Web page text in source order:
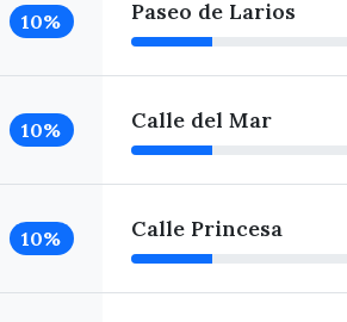
10% Paseo de Larios
10% Calle del Mar
10% Calle Princesa